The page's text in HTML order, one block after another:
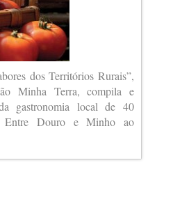
dos Territórios Rurais”,
Minha Terra, compila e
gastronomia local de 40
Entre Douro e Minho ao